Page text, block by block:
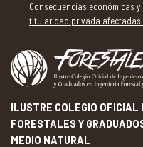
Consecuencias económicas
titularidad privada afectadas
ILUSTRE COLEGIO OFICIAL
FORESTALES Y
MEDIO NATURAL